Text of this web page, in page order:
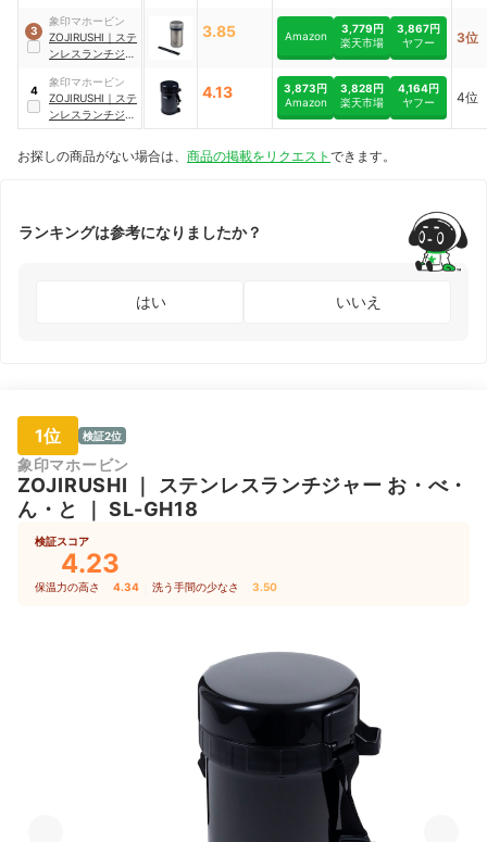
MB04
3
象印マホービン
ZOJIRUSHI ｜ ステ
ンレスランチジャ
｜SL-NC09
3.85 Amazon
3,779円
楽天市場
3,867円
ヤフー
3位
4
象印マホービン
ZOJIRUSHI ｜ ステ
ンレスランチジャ
ー お・べ・ん・と
4.13
3,873円
Amazon
3,828円
楽天市場
4,164円
ヤフー
4位
お探しの商品がない場合は、 商品の掲載をリクエスト できます。
ランキングは参考になりましたか？
はい いいえ
1位 検証2位
象印マホービン
ZOJIRUSHI ｜
ステンレスランチジャー お・べ・
ん・と
｜SL-GH18
検証スコア
4.23
保温力の高さ 4.34 洗う手間の少なさ 3.50